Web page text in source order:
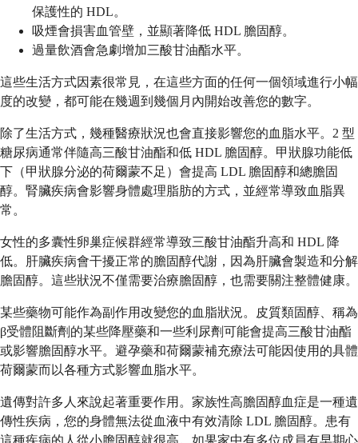
保護性的 HDL。
吸煙會損害血管壁，並顯著降低 HDL 膽固醇。
過量飲酒會急劇增加三酸甘油酯水平。
這些生活方式因素很常見，在這些方面的任何一個領域進行小幅
度的改變，都可能在幾週到幾個月內開始改善您的數字。
除了生活方式，幾種醫療狀況也會直接影響您的血脂水平。2 型
糖尿病通常伴隨高三酸甘油酯和低 HDL 膽固醇。甲狀腺功能低
下（甲狀腺分泌的荷爾蒙不足）會提高 LDL 膽固醇和總膽固
醇。腎臟疾病會影響身體處理脂肪的方式，並經常導致血脂異
常。
女性的多囊性卵巢症候群經常導致三酸甘油酯升高和 HDL 降
低。肝臟疾病會干擾正常的膽固醇代謝，因為肝臟會製造和分解
膽固醇。這些狀況不僅需要治療膽固醇，也需要關注整體健康。
某些藥物可能作為副作用改變您的血脂狀況。皮質類固醇、稱為
β受體阻斷劑的某些降壓藥和一些利尿劑可能會提高三酸甘油酯
或影響膽固醇水平。避孕藥和荷爾蒙補充療法可能因使用的具體
荷爾蒙而以各種方式影響血脂水平。
遺傳對許多人來說起著重要作用。家族性高膽固醇血症是一種遺
傳性疾病，您的身體無法從血液中有效清除 LDL 膽固醇。患有
這種疾病的人從小膽固醇就很高。如果家中有多位成員有早期心